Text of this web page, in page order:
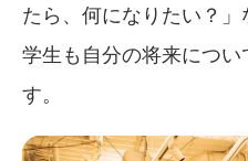
たら、何になりたい？」
学生も自分の将来につ
す。